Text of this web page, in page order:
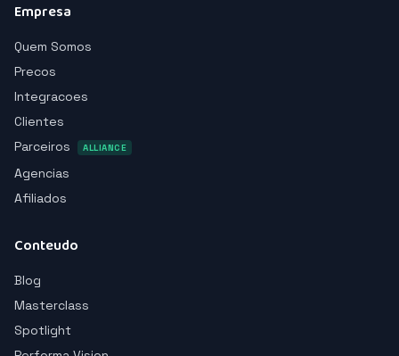
Empresa
Quem Somos
Precos
Integracoes
Clientes
Parceiros
ALLIANCE
Agencias
Afiliados
Conteudo
Blog
Masterclass
Spotlight